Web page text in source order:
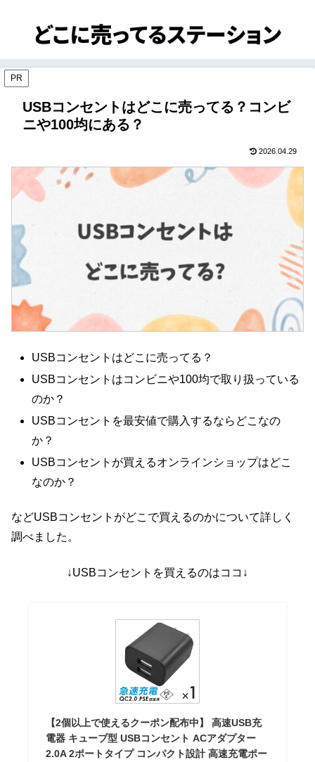
PR
USBコンセントはどこに売ってる？コンビ
ニや100均にある？
2026.04.29
USBコンセントはどこに売ってる？
USBコンセントはコンビニや100均で取り扱っている
のか？
USBコンセントを最安値で購入するならどこなの
か？
USBコンセントが買えるオンラインショップはどこ
なのか？
などUSBコンセントがどこで買えるのかについて詳しく
調べました。
↓USBコンセントを買えるのはココ↓
【2個以上で使えるクーポン配布中】 高速USB充
電器 キューブ型 USBコンセント ACアダプター
2.0A 2ポートタイプ コンパクト設計 高速充電ポー